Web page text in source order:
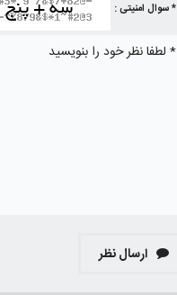
* سوال امنیتی :
ارسال نظر